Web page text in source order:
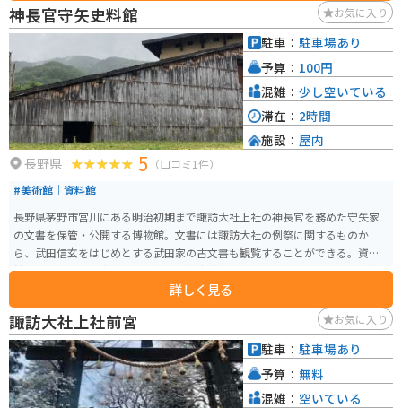
神長官守矢史料館 お気に入り
長野県 5 （口コミ1件）
#美術館｜資料館
長野県茅野市宮川にある明治初期まで諏訪大社上社の神長官を務めた守矢家
の文書を保管・公開する博物館。文書には諏訪大社の例祭に関するものか
ら、武田信玄をはじめとする武田家の古文書も観覧することができる。資料
館の建物は茅野市出身の建築家、「藤森照信」により設計されていおり、奇
抜なデザインの建物が周辺にも幾つか存在している。館内を案内してくれる
係の方が、非常に詳しく丁寧な説明をしてくれる。
詳しく見る
駐車： 駐車場あり
予算： 100円
混雑： 少し空いている
滞在： 2時間
施設： 屋内
諏訪大社上社前宮 お気に入り
駐車： 駐車場あり
予算： 無料
混雑： 空いている